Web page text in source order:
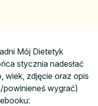
Mój Dietetyk
stycznia nadesłać
wiek, zdjęcie oraz opis
powinieneś wygrać)